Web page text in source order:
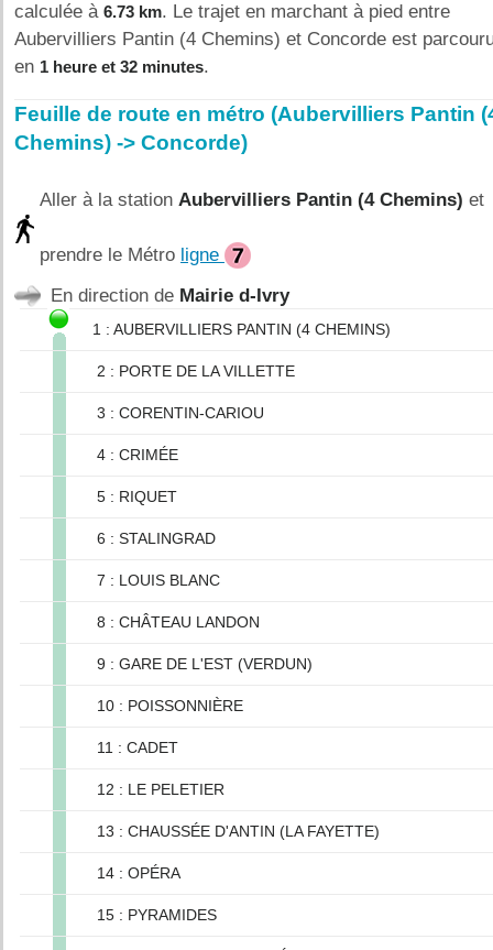
calculée à 6.73 km. Le trajet en marchant à pied entre
Aubervilliers Pantin (4 Chemins) et Concorde est
en 1 heure et 32 minutes.
Feuille de route en métro (Aubervilliers Pantin
Chemins) -> Concorde)
Aller à la station Aubervilliers Pantin (4 Chemins) et
prendre le Métro ligne
En direction de Mairie d-Ivry
1 : AUBERVILLIERS PANTIN (4 CHEMINS)
2 : PORTE DE LA VILLETTE
3 : CORENTIN-CARIOU
4 : CRIMÉE
5 : RIQUET
6 : STALINGRAD
7 : LOUIS BLANC
8 : CHÂTEAU LANDON
9 : GARE DE L'EST (VERDUN)
10 : POISSONNIÈRE
11 : CADET
12 : LE PELETIER
13 : CHAUSSÉE D'ANTIN (LA FAYETTE)
14 : OPÉRA
15 : PYRAMIDES